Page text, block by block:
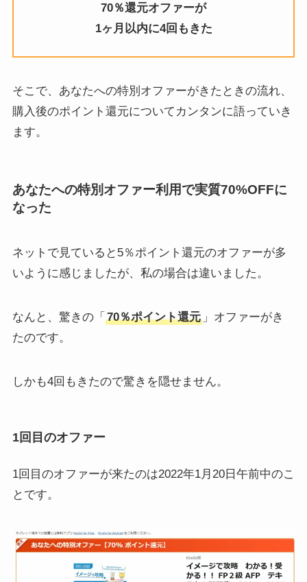
70％還元オファーが
1ヶ月以内に4回もきた
そこで、あなたへの特別オファーがきたときの流れ、
購入後のポイント還元についてカンタンに語っていき
ます。
あなたへの特別オファー利用で実質70%OFFに
なった
ネットで見ていると5％ポイント還元のオファーが多
いように感じましたが、私の場合は違いました。
なんと、驚きの「 70％ポイント還元」オファーがき
たのです。
しかも4回もきたので驚きを隠せません。
1回目のオファー
1回目のオファーが来たのは2022年1月20日午前中のこ
とです。